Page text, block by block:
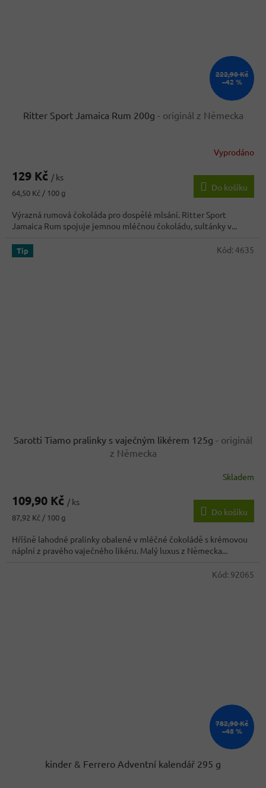
222,90 Kč
–42 %
Ritter Sport Jamaica Rum 200g - originál z Německa
produktu
4,2
z
5
hvězdiček.
Vyprodáno
129 Kč / ks
Měrná
64,50 Kč / 100 g
Do košíku
Výrazná rumová čokoláda pro dospělé mlsání. Ritter Sport
Jamaica Rum spojuje jemnou mléčnou čokoládu, sultánky v...
Tip
Sarotti Tiamo pralinky s vaječným likérem 125g - originál
z Německa
produktu
3,5
z
5
hvězdiček.
Skladem
109,90 Kč / ks
Měrná
87,92 Kč / 100 g
Do košíku
Hříšně lahodné pralinky obalené v mléčné čokoládě s krémovou
náplní z pravého vaječného likéru. Malý luxus z Německa...
Kód: 4635
782,90 Kč
–48 %
kinder & Ferrero Adventní kalendář 295 g
Kód: 92065